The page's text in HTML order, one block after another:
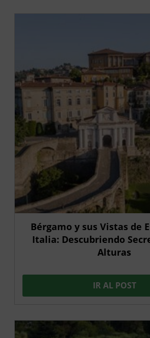
Bérgamo y sus Vistas de
Italia: Descubriendo
Alturas
IR AL POST